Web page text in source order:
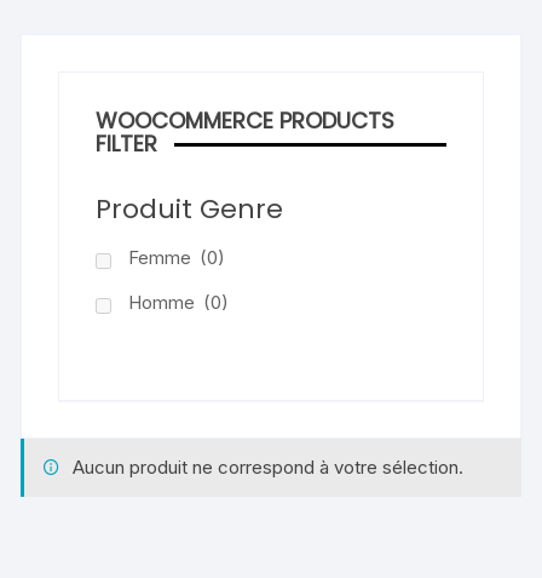
Aucun produit ne correspond à votre sélection.
WOOCOMMERCE PRODUCTS
FILTER
Produit Genre
Femme (0)
Homme (0)